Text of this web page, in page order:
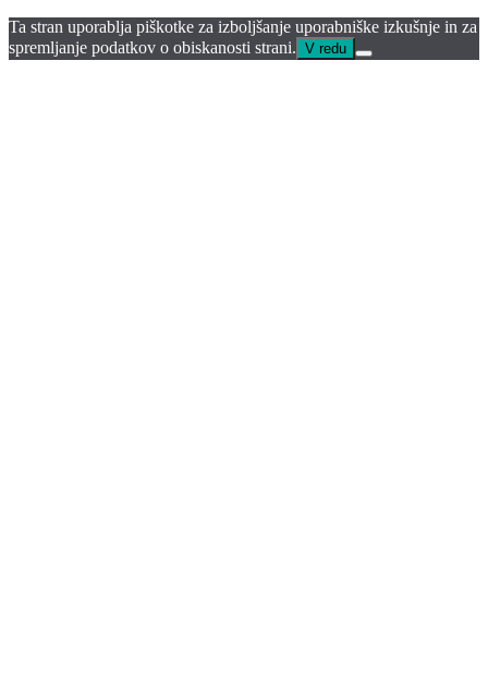
Ta stran uporablja piškotke za izboljšanje uporabniške izkušnje in za
spremljanje podatkov o obiskanosti strani. V redu